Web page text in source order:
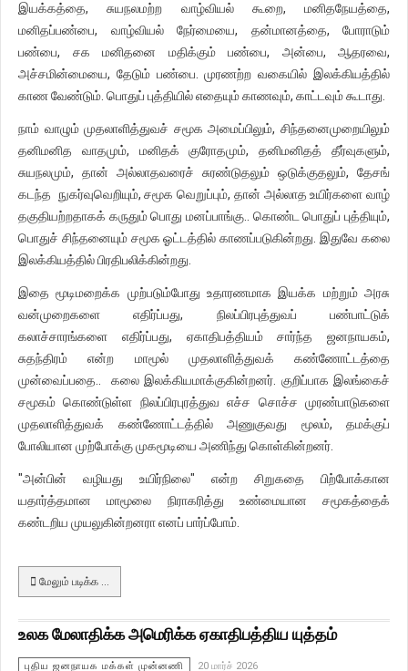
இயக்கத்தை, சுயநலமற்ற வாழ்வியல் கூறை, மனிதநேயத்தை,
மனிதப்பண்பை, வாழ்வியல் நேர்மையை, தன்மானத்தை, போராடும்
பண்பை, சக மனிதனை மதிக்கும் பண்பை, அன்பை, ஆதரவை,
அச்சமின்மையை, தேடும் பண்பை. முரணற்ற வகையில் இலக்கியத்தில்
காண வேண்டும். பொதுப் புத்தியில் எதையும் காணவும், காட்டவும் கூடாது.
நாம் வாழும் முதலாளித்துவச் சமூக அமைப்பிலும், சிந்தனைமுறையிலும்
தனிமனித வாதமும், மனிதக் குரோதமும், தனிமனிதத் தீர்வுகளும்,
சுயநலமும், தான் அல்லாதவரைச் சுரண்டுதலும் ஒடுக்குதலும், தேசங்
கடந்த நுகர்வுவெறியும், சமூக வெறுப்பும், தான் அல்லாத உயிர்களை வாழ்
தகுதியற்றதாகக் கருதும் பொது மனப்பாங்கு.. கொண்ட பொதுப் புத்தியும்,
பொதுச் சிந்தனையும் சமூக ஓட்டத்தில் காணப்படுகின்றது. இதுவே கலை
இலக்கியத்தில் பிரதிபலிக்கின்றது.
இதை மூடிமறைக்க முற்படும்போது உதாரணமாக இயக்க மற்றும் அரசு
வன்முறைகளை எதிர்ப்பது, நிலப்பிரபுத்துவப் பண்பாட்டுக்
கலாச்சாரங்களை எதிர்ப்பது, ஏகாதிபத்தியம் சார்ந்த ஜனநாயகம்,
சுதந்திரம் என்ற மாமூல் முதலாளித்துவக் கண்ணோட்டத்தை
முன்வைப்பதை.. கலை இலக்கியமாக்குகின்றனர். குறிப்பாக இலங்கைச்
சமூகம் கொண்டுள்ள நிலப்பிரபுரத்துவ எச்ச சொச்ச முரண்பாடுகளை
முதலாளித்துவக் கண்ணோட்டத்தில் அணுகுவது மூலம், தமக்குப்
போலியான முற்போக்கு முகமூடியை அணிந்து கொள்கின்றனர்.
"அன்பின் வழியது உயிர்நிலை" என்ற சிறுகதை பிற்போக்கான
யதார்த்தமான மாமூலை நிராகரித்து உண்மையான சமூகத்தைக்
கண்டறிய முயலுகின்றனரா எனப் பார்ப்போம்.
மேலும் படிக்க …
உலக மேலாதிக்க அமெரிக்க ஏகாதிபத்திய யுத்தம்
புதிய ஜனநாயக மக்கள் முன்னணி 20 மார்ச் 2026